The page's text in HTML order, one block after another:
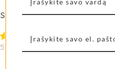
Shangies Unisex Groovy
55,00